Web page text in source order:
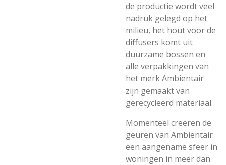
de productie wordt veel
nadruk gelegd op het
milieu, het hout voor de
diffusers komt uit
duurzame bossen en
alle verpakkingen van
het merk Ambientair
zijn gemaakt van
gerecycleerd materiaal.
Momenteel creëren de
geuren van Ambientair
een aangename sfeer in
woningen in meer dan